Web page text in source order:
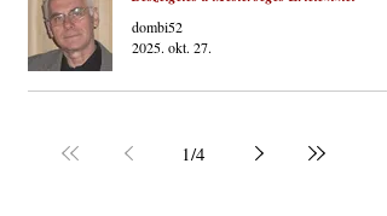
dombi52
2025. okt. 27.
1/4